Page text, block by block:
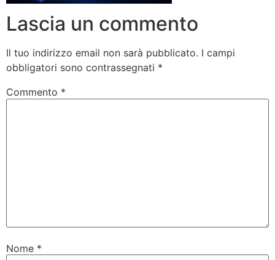
Lascia un commento
Il tuo indirizzo email non sarà pubblicato. I campi
obbligatori sono contrassegnati *
Commento *
Nome *